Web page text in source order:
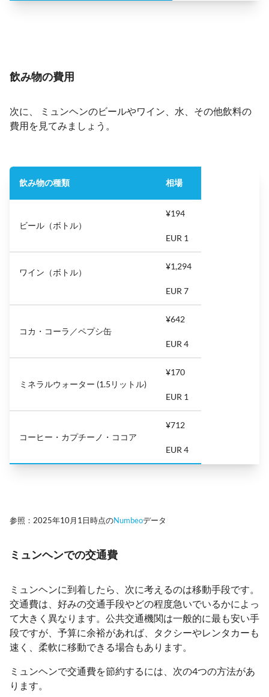
飲み物の費用
次に、 ミュンヘンのビールやワイン、水、その他飲料の
費用を見てみましょう。
飲み物の種類 相場
ビール（ボトル）
¥194
EUR 1
ワイン（ボトル）
¥1,294
EUR 7
コカ・コーラ／ペプシ缶
¥642
EUR 4
ミネラルウォーター (1.5リットル)
¥170
EUR 1
コーヒー・カプチーノ・ココア
¥712
EUR 4
参照：2025年10月1日時点のNumbeoデータ
ミュンヘンでの交通費
ミュンヘンに到着したら、次に考えるのは移動手段です。
交通費は、好みの交通手段やどの程度急いでいるかによっ
て大きく異なります。公共交通機関は一般的に最も安い手
段ですが、予算に余裕があれば、タクシーやレンタカーも
速く、柔軟に移動できる場合もあります。
ミュンヘンで交通費を節約するには、次の4つの方法があ
ります。